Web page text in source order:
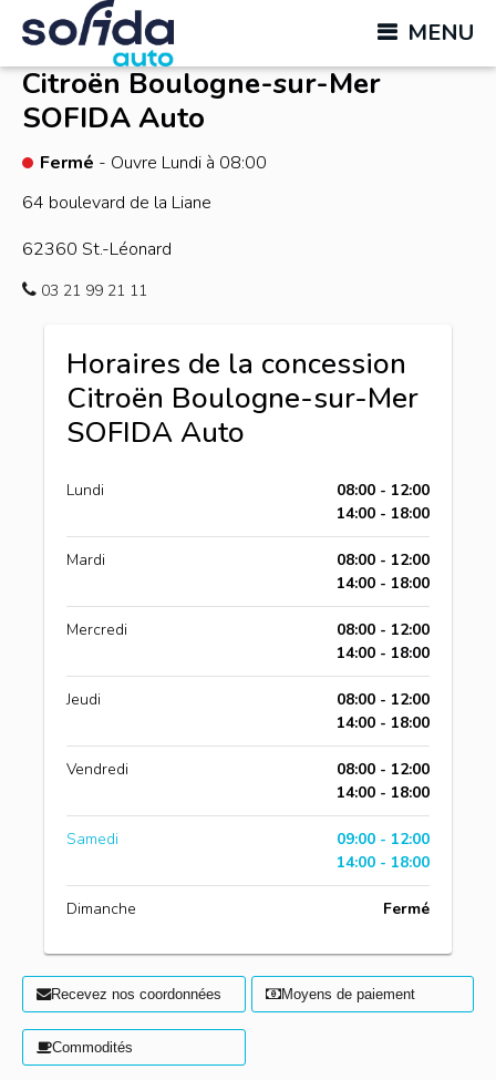
MENU
Citroën Boulogne-sur-Mer
SOFIDA Auto
Fermé - Ouvre Lundi à 08:00
64 boulevard de la Liane
62360 St.-Léonard
03 21 99 21 11
Horaires de la concession
Citroën Boulogne-sur-Mer
SOFIDA Auto
Lundi
08:00 - 12:00
14:00 - 18:00
Mardi
08:00 - 12:00
14:00 - 18:00
Mercredi
08:00 - 12:00
14:00 - 18:00
Jeudi
08:00 - 12:00
14:00 - 18:00
Vendredi
08:00 - 12:00
14:00 - 18:00
Samedi
09:00 - 12:00
14:00 - 18:00
Dimanche Fermé
Recevez nos coordonnées Moyens de paiement
Commodités